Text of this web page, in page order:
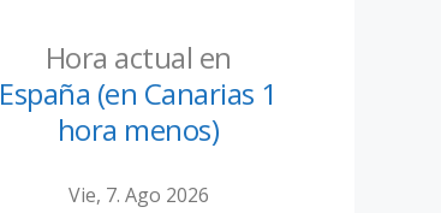
Hora actual en
España (en Canarias 1
hora menos)